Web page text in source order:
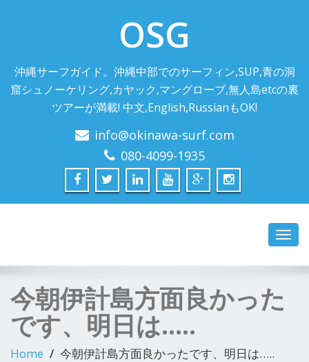
OSG
沖縄サーフガイド。沖縄中部でのサーフィン,SUP,青の洞
窟シュノーケリング,カヤック,マングローブ,無人島etcの裏
ツアーが満載! 中文,English,RussianもOK!
info@okinawa-surf.com
080-4099-1935
今朝伊計島方面良かった
です、明日は…..
Home 今朝伊計島方面良かったです、明日は…..